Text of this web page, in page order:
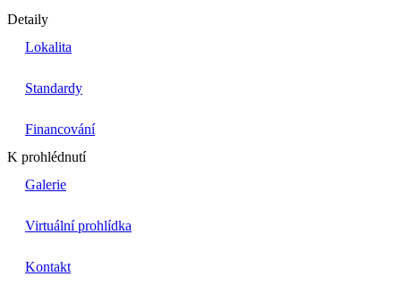
Detaily
Lokalita
Standardy
Financování
K prohlédnutí
Galerie
Virtuální prohlídka
Kontakt